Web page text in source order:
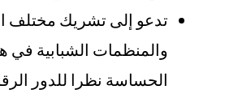
تدعو إلى تشريك مختلف
والمنظمات الشبابية في
الحساسة نظرا للدور